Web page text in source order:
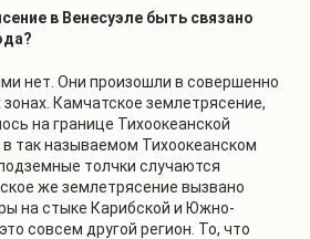
в Венесуэле быть связано
нет. Они произошли в совершенно
Камчатское землетрясение,
на границе Тихоокеанской
так называемом Тихоокеанском
толчки случаются
же землетрясение вызвано
на стыке Карибской и Южно-
совсем другой регион. То, что